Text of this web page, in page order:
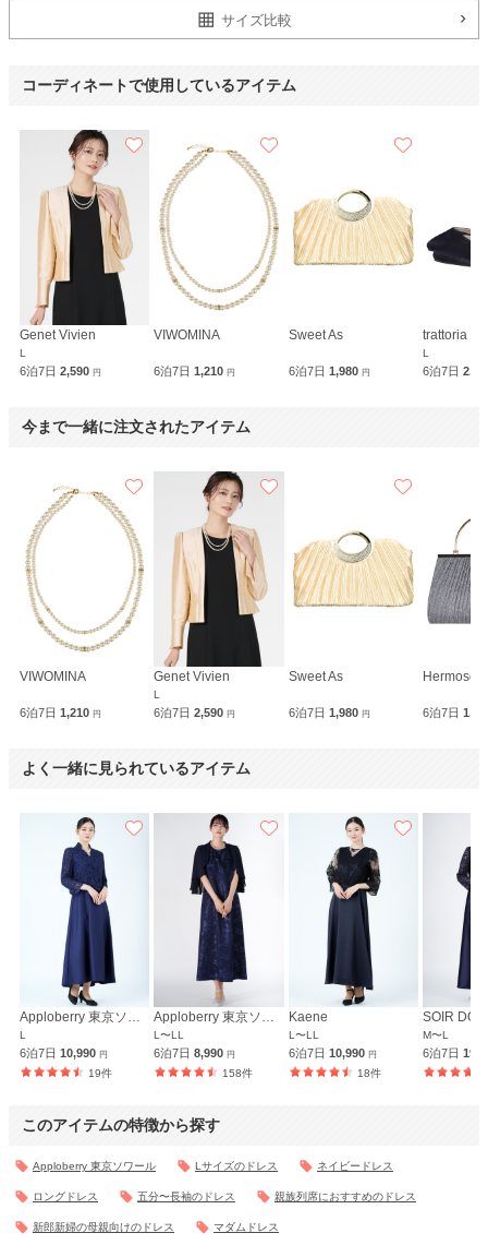
サイズ比較
コーディネートで使用しているアイテム
Genet Vivien
L
6泊7日 2,590 円
VIWOMINA
6泊7日1,210円
Sweet As
6泊7日 1,980 円
trattoria
L
6泊7日
今まで一緒に注文されたアイテム
VIWOMINA
6泊7日 1,210 円
Genet Vivien
L
6泊7日2,590円
Sweet As
6泊7日 1,980 円
Hermoso
6泊7日
よく一緒に見られているアイテム
Apploberry 東京ソワール
L
6泊7日 10,990 円
19件
Apploberry 東京ソワール
L〜LL
6泊7日8,990円
158件
Kaene
L〜LL
6泊7日 10,990 円
18件
M〜L
6泊7日
このアイテムの特徴から探す
Apploberry 東京ソワール Lサイズのドレス ネイビードレス
ロングドレス 五分〜長袖のドレス 親族列席におすすめのドレス
新郎新婦の母親向けのドレス マダムドレス